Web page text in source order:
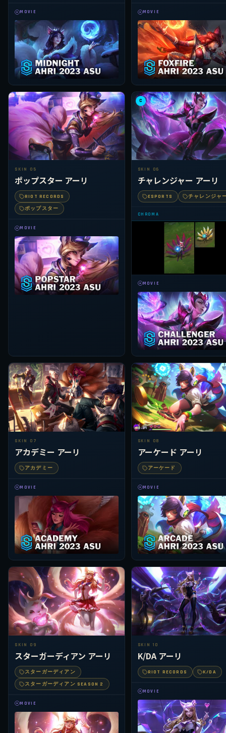
MOVIE MOVIE
SKIN 05
ポップスター アーリ
RIOT RECORDS
ポップスター
MOVIE
C
SKIN 06
チャレンジャー アーリ
ESPORTS チャレンジャ
CHROMA
MOVIE
SKIN 07
アカデミー アーリ
アカデミー
MOVIE
SKIN 08
アーケード アーリ
アーケード
MOVIE
SKIN 09
スターガーディアン アーリ
スターガーディアン
スターガーディアン SEASON 2
MOVIE
SKIN 10
K/DA アーリ
RIOT RECORDS K/DA
MOVIE